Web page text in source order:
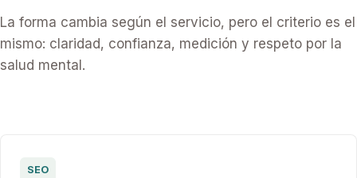
La forma cambia según el servicio, pero el criterio es el
mismo: claridad, confianza, medición y respeto por la
salud mental.
SEO